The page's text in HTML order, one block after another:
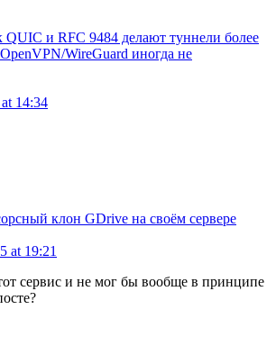
и RFC 9484 делают туннели более
WireGuard иногда не
14:34
клон GDrive на своём сервере
at 19:21
сервис и не мог бы вообще в принципе